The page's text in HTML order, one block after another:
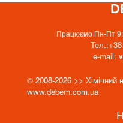
Працюємо Пн-Пт
Тел.:
e-mail:
© 2008-2026 >> Хімічний
www.debem.com.ua